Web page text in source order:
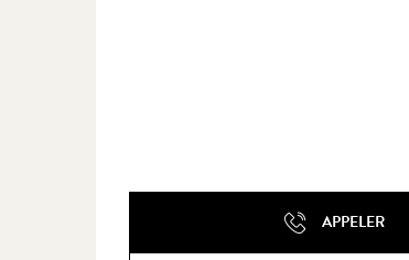
APPELER